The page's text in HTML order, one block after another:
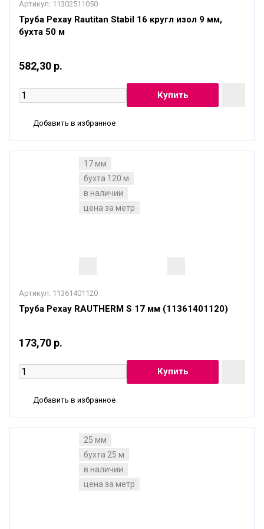
Артикул: 11302511050
Труба Рехау Rautitan Stabil 16 кругл изол 9 мм,
бухта 50 м
582,30 р.
Добавить в избранное
17 мм
бухта 120 м
в наличии
цена за метр
Артикул: 11361401120
Труба Рехау RAUTHERM S 17 мм (11361401120)
173,70 р.
Добавить в избранное
25 мм
бухта 25 м
в наличии
цена за метр